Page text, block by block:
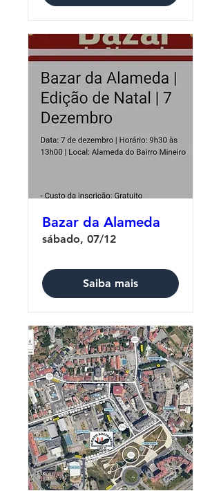
Bazar da Alameda
sábado, 07/12
Saiba mais